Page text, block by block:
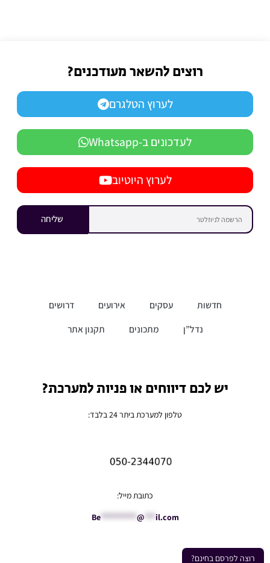
רוצה לפרסם בחינם?
רוצים להשאר מעודכנים?
לערוץ הטלגרם
לעדכונים ב-Whatsapp
לערוץ היוטיוב
שליחה
חדשות עסקים אירועים
דרושים
נדל”ן
מתכונים תקנון אתר
יש לכם דיווחים או פניות למערכת?
טלפון למערכת ביתר 24 בלבד:
כתובת מייל:
Be********** @ *** il.com